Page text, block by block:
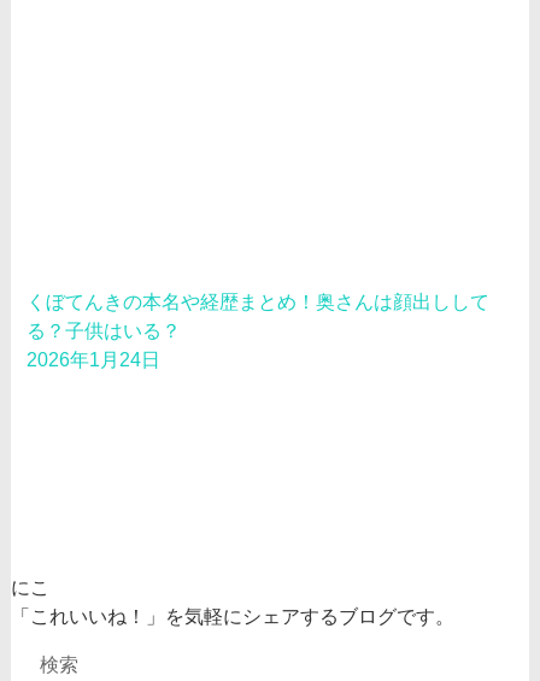
くぼてんきの本名や経歴まとめ！奥さんは顔出しして
る？子供はいる？
2026年1月24日
にこ
「これいいね！」を気軽にシェアするブログです。
検索